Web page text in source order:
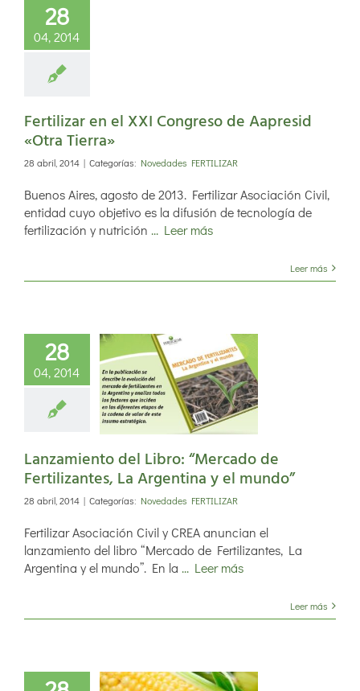
28
04, 2014
Fertilizar en el XXI Congreso de Aapresid
«Otra Tierra»
28 abril, 2014 | Categorías: Novedades FERTILIZAR
Buenos Aires, agosto de 2013. Fertilizar Asociación Civil,
entidad cuyo objetivo es la difusión de tecnología de
fertilización y nutrición ... Leer más
Leer más
28
04, 2014
del
“Mercado
y el
Lanzamiento del Libro: “Mercado de
Fertilizantes, La Argentina y el mundo”
28 abril, 2014 | Categorías: Novedades FERTILIZAR
Fertilizar Asociación Civil y CREA anuncian el
lanzamiento del libro “Mercado de Fertilizantes, La
Argentina y el mundo”. En la ... Leer más
Leer más